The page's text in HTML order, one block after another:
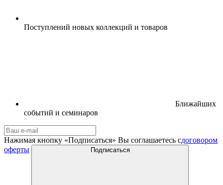
Поступлений новых коллекций и товаров
Ближайших
событий и семинаров
Нажимая кнопку «Подписаться» Вы соглашаетесь сдоговором
оферты
Подписаться